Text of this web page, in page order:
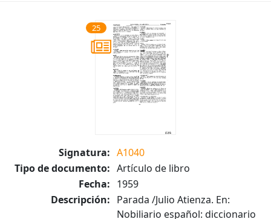
25
Signatura: A1040
Tipo de documento: Artículo de libro
Fecha: 1959
Descripción: Parada /Julio Atienza. En:
Nobiliario español: diccionario